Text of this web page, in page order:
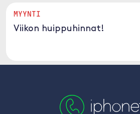
MYYNTI
Viikon huippuhinnat!